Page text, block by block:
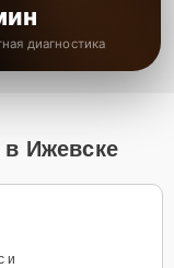
диагностика
в Ижевске
и